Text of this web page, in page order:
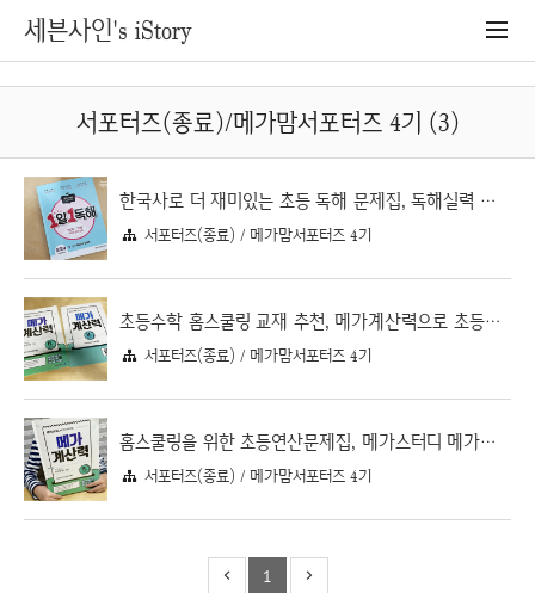
세븐사인's iStory
서포터즈(종료)/메가맘서포터즈 4기 (3)
한국사로 더 재미있는 초등 독해 문제집, 독해실력 키우는 1일 1독해 한국사
서포터즈(종료) / 메가맘서포터즈 4기
초등수학 홈스쿨링 교재 추천, 메가계산력으로 초등연산 공부하기
서포터즈(종료) / 메가맘서포터즈 4기
홈스쿨링을 위한 초등연산문제집, 메가스터디 메가계산력으로 초등연산 실력키우기
서포터즈(종료) / 메가맘서포터즈 4기
1